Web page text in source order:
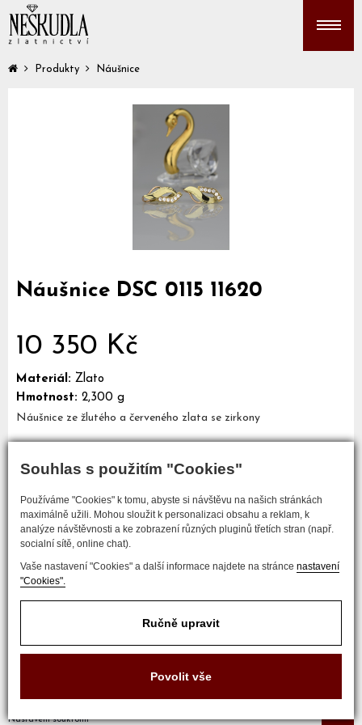
Souhlas s použitím "Cookies"
Používáme "Cookies" k tomu, abyste si návštěvu na našich stránkách
maximálně užili. Mohou sloužit k personalizaci obsahu a reklam, k
analýze návštěvnosti a ke zobrazení různých pluginů třetích stran (např.
socialní sítě, online chat).
Vaše nastavení "Cookies" a další informace najdete na stránce nastavení
"Cookies".
Ručně upravit
Povolit vše
Produkty Náušnice
Náušnice DSC 0115 11620
10 350 Kč
Materiál: Zlato
Hmotnost: 2,300 g
Náušnice ze žlutého a červeného zlata se zirkony
Mám zájem o tento šperk
COPYRIGHT © 2017 ZLATNICTVÍ NEŠKUDLA
Nastavení soukromí